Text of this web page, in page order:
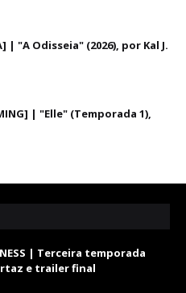
| "A Odisseia" (2026), por Kal J.
| "Elle" (Temporada 1),
| Terceira temporada
e trailer final